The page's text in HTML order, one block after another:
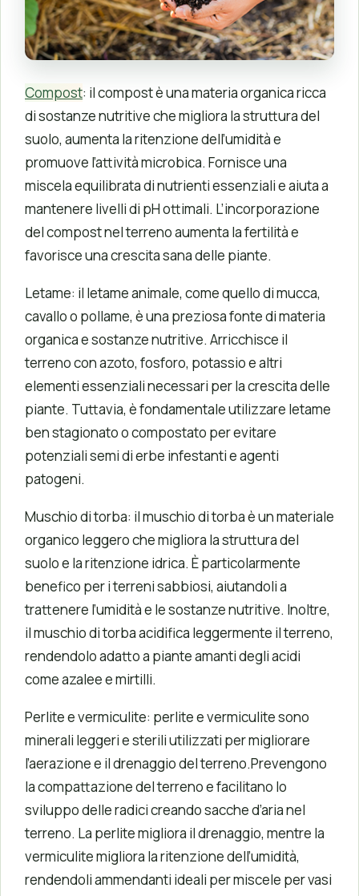
Compost: il compost è una materia organica ricca
di sostanze nutritive che migliora la struttura del
suolo, aumenta la ritenzione dell’umidità e
promuove l’attività microbica. Fornisce una
miscela equilibrata di nutrienti essenziali e aiuta a
mantenere livelli di pH ottimali. L’incorporazione
del compost nel terreno aumenta la fertilità e
favorisce una crescita sana delle piante.
Letame: il letame animale, come quello di mucca,
cavallo o pollame, è una preziosa fonte di materia
organica e sostanze nutritive. Arricchisce il
terreno con azoto, fosforo, potassio e altri
elementi essenziali necessari per la crescita delle
piante. Tuttavia, è fondamentale utilizzare letame
ben stagionato o compostato per evitare
potenziali semi di erbe infestanti e agenti
patogeni.
Muschio di torba: il muschio di torba è un materiale
organico leggero che migliora la struttura del
suolo e la ritenzione idrica. È particolarmente
benefico per i terreni sabbiosi, aiutandoli a
trattenere l’umidità e le sostanze nutritive. Inoltre,
il muschio di torba acidifica leggermente il terreno,
rendendolo adatto a piante amanti degli acidi
come azalee e mirtilli.
Perlite e vermiculite: perlite e vermiculite sono
minerali leggeri e sterili utilizzati per migliorare
l’aerazione e il drenaggio del terreno.Prevengono
la compattazione del terreno e facilitano lo
sviluppo delle radici creando sacche d’aria nel
terreno. La perlite migliora il drenaggio, mentre la
vermiculite migliora la ritenzione dell’umidità,
rendendoli ammendanti ideali per miscele per vasi